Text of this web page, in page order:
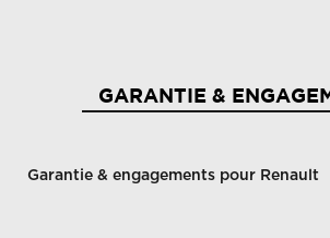
GARANTIE &
Garantie & engagements pour Renault